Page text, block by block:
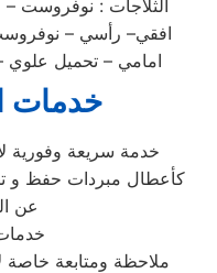
افقي– رأسي –
امامي – تحميل علوي
خدمات
خدمة سريعة وفورية
كأعطال مبردات حفظ و
عن
ملاحظة ومتابعة خاصة